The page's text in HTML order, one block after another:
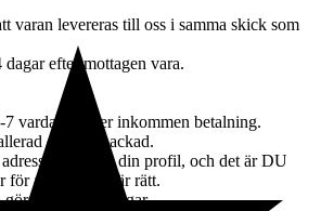
varan levereras till oss i samma skick som
efter mottagen vara.
vardagar efter inkommen betalning.
och väl packad.
som står i din profil, och det är DU
för att adressen är rätt.
några ändringar.